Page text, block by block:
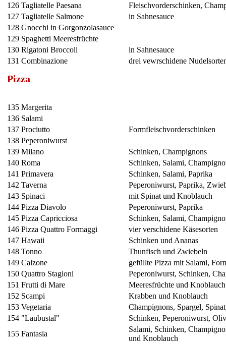
126 Tagliatelle Paesana
Fleischvorderschinken,
127 Tagliatelle Salmone
in Sahnesauce
128 Gnocchi in Gorgonzolasauce
129 Spaghetti Meeresfrüchte
130 Rigatoni Broccoli
in Sahnesauce
131 Combinazione drei vewrschidene
Pizza
135 Margerita
136 Salami
137 Prociutto
Formfleischvorderschinken
138 Peperoniwurst
139 Milano
Schinken, Champignons
140 Roma
Schinken, Salami,
141 Primavera
Schinken, Salami, Paprika
142 Taverna
Peperoniwurst, Paprika,
143 Spinaci
mit Spinat und Knoblauch
144 Pizza Diavolo
Peperoniwurst, Paprika
145 Pizza Capricciosa
Schinken, Salami,
146 Pizza Quattro Formaggi
vier verschidene Käsesorten
147 Hawaii
Schinken und Ananas
148 Tonno
Thunfisch und Zwiebeln
149 Calzone
gefüllte Pizza mit Salami,
150 Quattro Stagioni
Peperoniwurst, Schinken,
151 Frutti di Mare
Meeresfrüchte und Knoblauch
152 Scampi
Krabben und Knoblauch
153 Vegetaria
Champignons, Spargel,
154 "Laubustal"
Schinken, Peperoniwurst,
155 Fantasia
Salami, Schinken,
und Knoblauch